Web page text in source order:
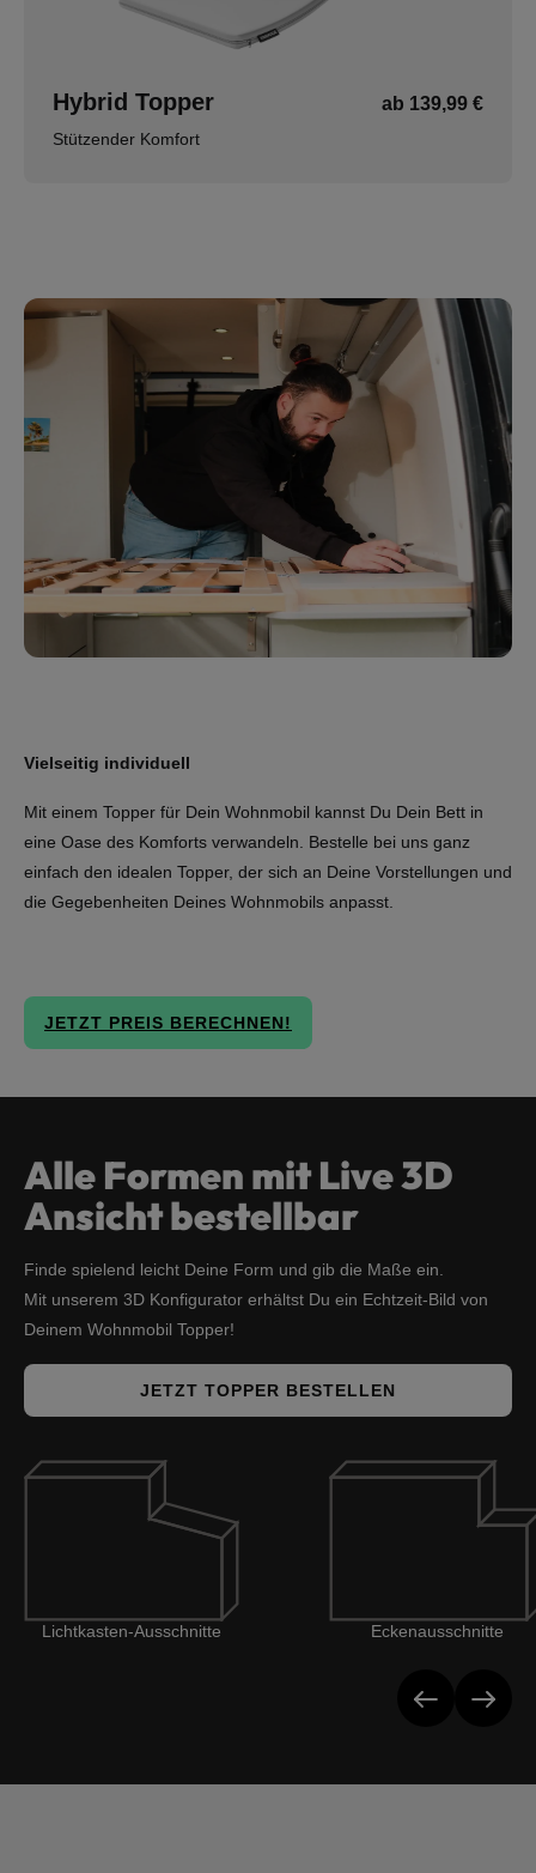
Hybrid Topper ab 139,99 €
Stützender Komfort
Vielseitig individuell
Mit einem Topper für Dein Wohnmobil kannst Du Dein Bett in
eine Oase des Komforts verwandeln. Bestelle bei uns ganz
einfach den idealen Topper, der sich an Deine Vorstellungen und
die Gegebenheiten Deines Wohnmobils anpasst.
JETZT PREIS BERECHNEN!
Alle Formen mit Live 3D
Ansicht bestellbar
Finde spielend leicht Deine Form und gib die Maße ein.
Mit unserem 3D Konfigurator erhältst Du ein Echtzeit-Bild von
Deinem Wohnmobil Topper!
JETZT TOPPER BESTELLEN
Ausschnitte Eckenausschnitte